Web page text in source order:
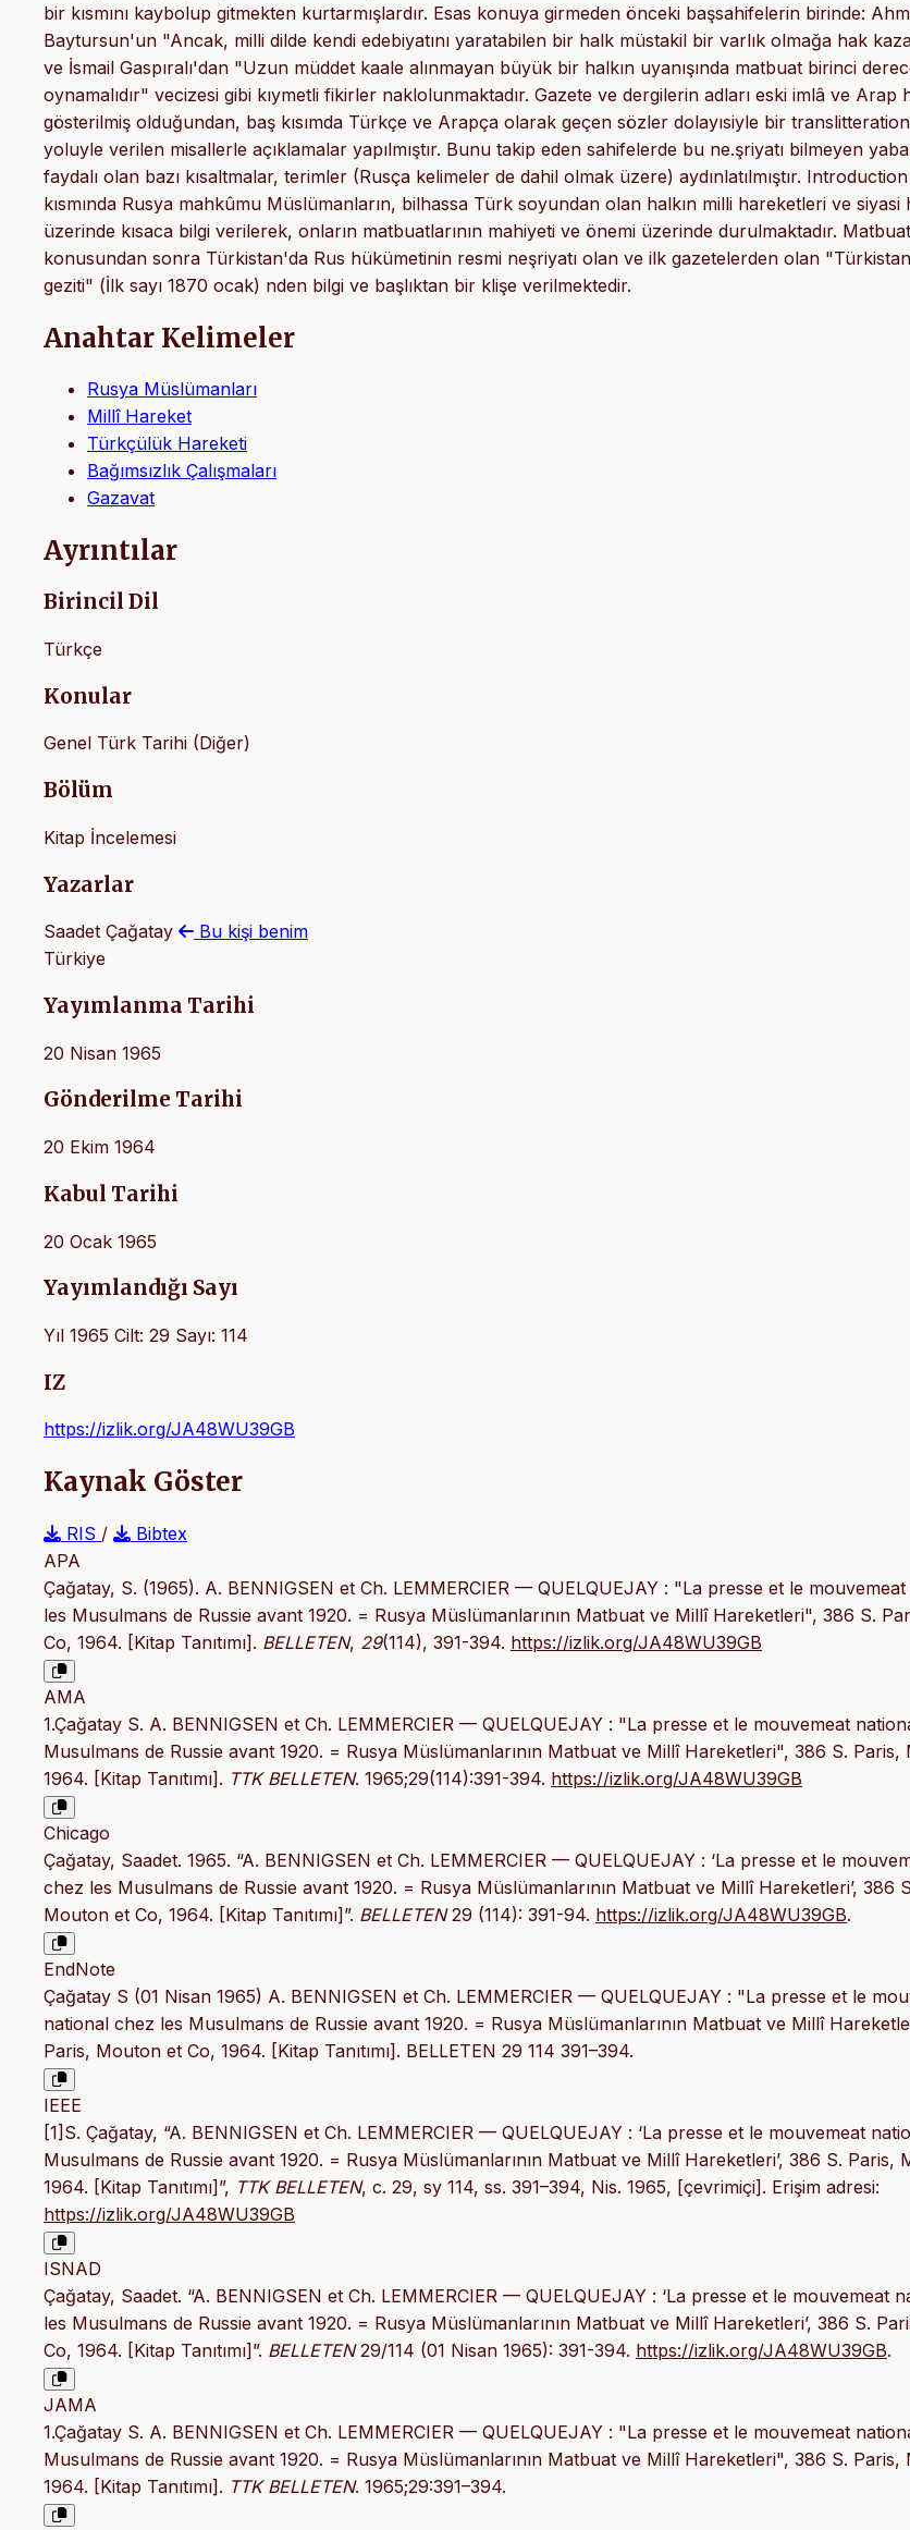
bir kısmını kaybolup gitmekten kurtarmışlardır. Esas konuya girmeden önceki başsahifelerin birinde:
Baytursun'un "Ancak, milli dilde kendi edebiyatını yaratabilen bir halk müstakil bir varlık olmağa hak
ve İsmail Gaspıralı'dan "Uzun müddet kaale alınmayan büyük bir halkın uyanışında matbuat birinci
oynamalıdır" vecizesi gibi kıymetli fikirler naklolunmaktadır. Gazete ve dergilerin adları eski imlâ ve Arap
gösterilmiş olduğundan, baş kısımda Türkçe ve Arapça olarak geçen sözler dolayısiyle bir
yoluyle verilen misallerle açıklamalar yapılmıştır. Bunu takip eden sahifelerde bu ne.şriyatı bilmeyen
faydalı olan bazı kısaltmalar, terimler (Rusça kelimeler de dahil olmak üzere) aydınlatılmıştır.
kısmında Rusya mahkûmu Müslümanların, bilhassa Türk soyundan olan halkın milli hareketleri ve siyasi
üzerinde kısaca bilgi verilerek, onların matbuatlarının mahiyeti ve önemi üzerinde durulmaktadır.
konusundan sonra Türkistan'da Rus hükümetinin resmi neşriyatı olan ve ilk gazetelerden olan
geziti" (İlk sayı 1870 ocak) nden bilgi ve başlıktan bir klişe verilmektedir.
Anahtar Kelimeler
Rusya Müslümanları
Millî Hareket
Türkçülük Hareketi
Bağımsızlık Çalışmaları
Gazavat
Ayrıntılar
Birincil Dil
Türkçe
Konular
Genel Türk Tarihi (Diğer)
Bölüm
Kitap İncelemesi
Yazarlar
Saadet Çağatay
Bu kişi benim
Türkiye
Yayımlanma Tarihi
20 Nisan 1965
Gönderilme Tarihi
20 Ekim 1964
Kabul Tarihi
20 Ocak 1965
Yayımlandığı Sayı
Yıl 1965 Cilt: 29 Sayı: 114
IZ
https://izlik.org/JA48WU39GB
Kaynak Göster
RIS /
Bibtex
APA
Çağatay, S. (1965). A. BENNIGSEN et Ch. LEMMERCIER — QUELQUEJAY : "La presse et le
les Musulmans de Russie avant 1920. = Rusya Müslümanlarının Matbuat ve Millî Hareketleri", 386 S.
Co, 1964. [Kitap Tanıtımı]. BELLETEN, 29(114), 391-394. https://izlik.org/JA48WU39GB
AMA
1.Çağatay S. A. BENNIGSEN et Ch. LEMMERCIER — QUELQUEJAY : "La presse et le mouvemeat
Musulmans de Russie avant 1920. = Rusya Müslümanlarının Matbuat ve Millî Hareketleri", 386 S. Paris,
1964. [Kitap Tanıtımı]. TTK BELLETEN. 1965;29(114):391-394. https://izlik.org/JA48WU39GB
Chicago
Çağatay, Saadet. 1965. “A. BENNIGSEN et Ch. LEMMERCIER — QUELQUEJAY : ‘La presse et le
chez les Musulmans de Russie avant 1920. = Rusya Müslümanlarının Matbuat ve Millî Hareketleri’, 386
Mouton et Co, 1964. [Kitap Tanıtımı]”. BELLETEN29 (114): 391-94. https://izlik.org/JA48WU39GB.
EndNote
Çağatay S (01 Nisan 1965) A. BENNIGSEN et Ch. LEMMERCIER — QUELQUEJAY : "La presse et le
national chez les Musulmans de Russie avant 1920. = Rusya Müslümanlarının Matbuat ve Millî
Paris, Mouton et Co, 1964. [Kitap Tanıtımı]. BELLETEN 29 114 391–394.
IEEE
[1]S. Çağatay, “A. BENNIGSEN et Ch. LEMMERCIER — QUELQUEJAY : ‘La presse et le mouvemeat
Musulmans de Russie avant 1920. = Rusya Müslümanlarının Matbuat ve Millî Hareketleri’, 386 S. Paris,
1964. [Kitap Tanıtımı]”, TTK BELLETEN, c. 29, sy 114, ss. 391–394, Nis. 1965, [çevrimiçi]. Erişim adresi:
https://izlik.org/JA48WU39GB
ISNAD
Çağatay, Saadet. “A. BENNIGSEN et Ch. LEMMERCIER — QUELQUEJAY : ‘La presse et le mouvemeat
les Musulmans de Russie avant 1920. = Rusya Müslümanlarının Matbuat ve Millî Hareketleri’, 386 S.
Co, 1964. [Kitap Tanıtımı]”. BELLETEN29/114 (01 Nisan 1965): 391-394. https://izlik.org/JA48WU39GB.
JAMA
1.Çağatay S. A. BENNIGSEN et Ch. LEMMERCIER — QUELQUEJAY : "La presse et le mouvemeat
Musulmans de Russie avant 1920. = Rusya Müslümanlarının Matbuat ve Millî Hareketleri", 386 S. Paris,
1964. [Kitap Tanıtımı]. TTK BELLETEN. 1965;29:391–394.